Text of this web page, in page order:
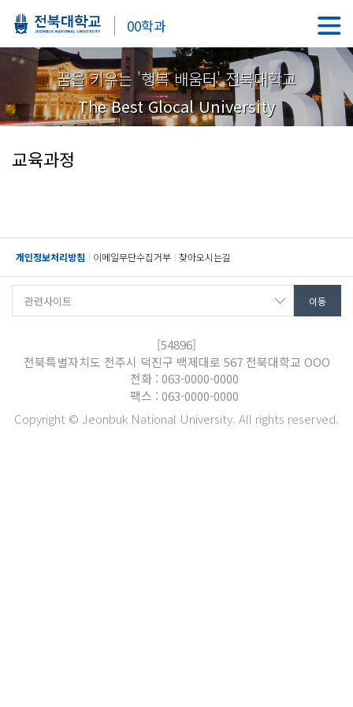
00학과
꿈을 키우는 '행복 배움터' 전북대학교
The Best Glocal University
교육과정
개인정보처리방침 이메일무단수집거부 찾아오시는길
[54896]
전북특별자치도 전주시 덕진구 백제대로 567 전북대학교 OOO
전화 : 063-0000-0000
팩스 : 063-0000-0000
Copyright © Jeonbuk National University. All rights reserved.